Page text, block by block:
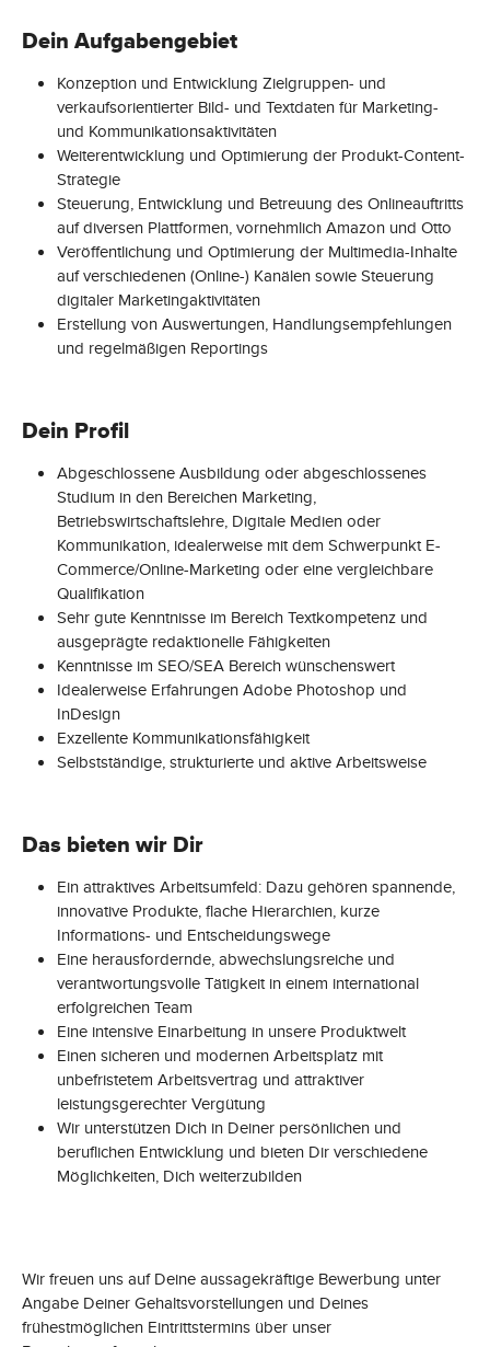
Dein Aufgabengebiet
Konzeption und Entwicklung Zielgruppen- und
verkaufsorientierter Bild- und Textdaten für Marketing-
und Kommunikationsaktivitäten
Weiterentwicklung und Optimierung der Produkt-Content-
Strategie
Steuerung, Entwicklung und Betreuung des Onlineauftritts
auf diversen Plattformen, vornehmlich Amazon und Otto
Veröffentlichung und Optimierung der Multimedia-Inhalte
auf verschiedenen (Online-) Kanälen sowie Steuerung
digitaler Marketingaktivitäten
Erstellung von Auswertungen, Handlungsempfehlungen
und regelmäßigen Reportings
Dein Profil
Abgeschlossene Ausbildung oder abgeschlossenes
Studium in den Bereichen Marketing,
Betriebswirtschaftslehre, Digitale Medien oder
Kommunikation, idealerweise mit dem Schwerpunkt E-
Commerce/Online-Marketing oder eine vergleichbare
Qualifikation
Sehr gute Kenntnisse im Bereich Textkompetenz und
ausgeprägte redaktionelle Fähigkeiten
Kenntnisse im SEO/SEA Bereich wünschenswert
Idealerweise Erfahrungen Adobe Photoshop und
InDesign
Exzellente Kommunikationsfähigkeit
Selbstständige, strukturierte und aktive Arbeitsweise
Das bieten wir Dir
Ein attraktives Arbeitsumfeld: Dazu gehören spannende,
innovative Produkte, flache Hierarchien, kurze
Informations- und Entscheidungswege
Eine herausfordernde, abwechslungsreiche und
verantwortungsvolle Tätigkeit in einem international
erfolgreichen Team
Eine intensive Einarbeitung in unsere Produktwelt
Einen sicheren und modernen Arbeitsplatz mit
unbefristetem Arbeitsvertrag und attraktiver
leistungsgerechter Vergütung
Wir unterstützen Dich in Deiner persönlichen und
beruflichen Entwicklung und bieten Dir verschiedene
Möglichkeiten, Dich weiterzubilden
Wir freuen uns auf Deine aussagekräftige Bewerbung unter
Angabe Deiner Gehaltsvorstellungen und Deines
frühestmöglichen Eintrittstermins über unser